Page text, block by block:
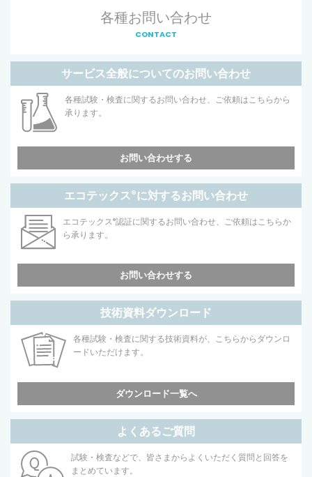
各種お問い合わせ
CONTACT
サービス全般についてのお問い合わせ
各種試験・検査に関するお問い合わせ、ご依頼はこちらから
承ります。
お問い合わせする
エコテックス®に対するお問い合わせ
エコテックス®認証に関するお問い合わせ、ご依頼はこちらか
ら承ります。
お問い合わせする
技術資料ダウンロード
各種試験・検査に関する技術資料が、こちらからダウンロ
ードいただけます。
ダウンロード一覧へ
よくあるご質問
試験・検査などで、皆さまからよくいただく質問と回答を
まとめています。